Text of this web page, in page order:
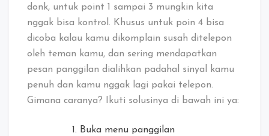
donk, untuk point 1 sampai 3 mungkin kita
nggak bisa kontrol. Khusus untuk poin 4 bisa
dicoba kalau kamu dikomplain susah ditelepon
oleh teman kamu, dan sering mendapatkan
pesan panggilan dialihkan padahal sinyal kamu
penuh dan kamu nggak lagi pakai telepon.
Gimana caranya? Ikuti solusinya di bawah ini ya:
Buka menu panggilan